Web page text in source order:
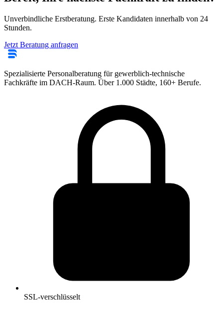
Unverbindliche Erstberatung. Erste Kandidaten innerhalb von 24
Stunden.
Jetzt Beratung anfragen
Spezialisierte Personalberatung für gewerblich-technische
Fachkräfte im DACH-Raum. Über 1.000 Städte, 160+ Berufe.
SSL-verschlüsselt